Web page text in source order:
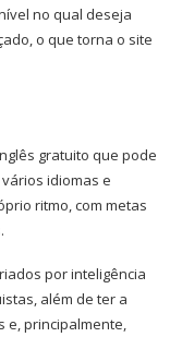
no qual deseja
o que torna o site
gratuito que pode
idiomas e
ritmo, com metas
por inteligência
além de ter a
e, principalmente,